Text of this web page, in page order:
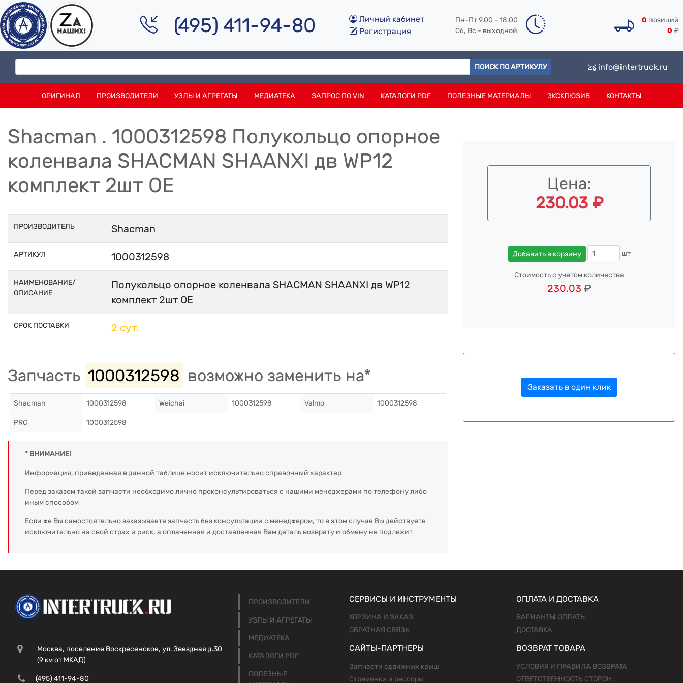
(495) 411-94-80
Личный кабинет
Регистрация
Пн-Пт 9.00 - 18.00
Сб, Вс - выходной
0 позиций
0 ₽
ПОИСК ПО АРТИКУЛУ info@intertruck.ru
ОРИГИНАЛ ПРОИЗВОДИТЕЛИ УЗЛЫ И АГРЕГАТЫ МЕДИАТЕКА ЗАПРОС ПО VIN КАТАЛОГИ PDF ПОЛЕЗНЫЕ МАТЕРИАЛЫ ЭКСКЛЮЗИВ КОНТАКТЫ
Shacman . 1000312598 Полукольцо опорное
коленвала SHACMAN SHAANXI дв WP12
комплект 2шт OE
ПРОИЗВОДИТЕЛЬ Shacman
АРТИКУЛ 1000312598
НАИМЕНОВАНИЕ/
ОПИСАНИЕ
Полукольцо опорное коленвала SHACMAN SHAANXI дв WP12
комплект 2шт OE
СРОК ПОСТАВКИ 2 сут.
Запчасть 1000312598 возможно заменить на*
Shacman 1000312598 Weichai 1000312598 Valmo 1000312598
PRC 1000312598
* ВНИМАНИЕ!
Информация, приведенная в данной таблице носит исключительно справочный характер
Перед заказом такой запчасти необходимо лично проконсультироваться с нашими менеджерами по телефону либо
иным способом
Если же Вы самостоятельно заказываете запчасть без консультации с менеджером, то в этом случае Вы действуете
исключительно на свой страх и риск, а оплаченная и доставленная Вам деталь возврату и обмену не подлежит
Цена:
230.03 ₽
Добавить в корзину шт
Стоимость с учетом количества
230.03 ₽
Заказать в один клик
Москва, поселение Воскресенское, ул. Звездная д.30
(9 км от МКАД)
(495) 411-94-80
ПРОИЗВОДИТЕЛИ
УЗЛЫ И АГРЕГАТЫ
МЕДИАТЕКА
КАТАЛОГИ PDF
ПОЛЕЗНЫЕ
СЕРВИСЫ И ИНСТРУМЕНТЫ
КОРЗИНА И ЗАКАЗ
ОБРАТНАЯ СВЯЗЬ
САЙТЫ-ПАРТНЕРЫ
Запчасти сдвижных крыш
Стремянки и рессоры
ОПЛАТА И ДОСТАВКА
ВАРИАНТЫ ОПЛАТЫ
ДОСТАВКА
ВОЗВРАТ ТОВАРА
УСЛОВИЯ И ПРАВИЛА ВОЗВРАТА
ОТВЕТСТВЕННОСТЬ СТОРОН